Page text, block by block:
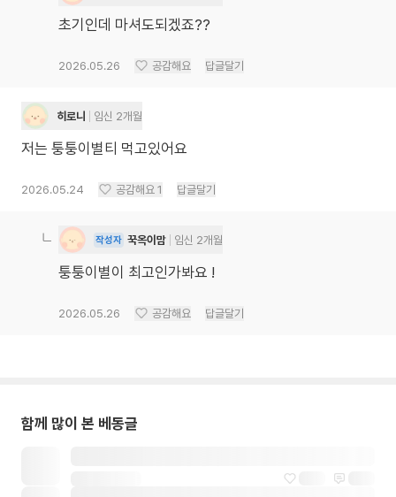
초기인데 마셔도되겠죠??
2026.05.26 공감해요 답글달기
히로니 임신 2개월
저는 퉁퉁이별티 먹고있어요
2026.05.24 공감해요 1 답글달기
작성자 꾹옥이맘 임신 2개월
퉁퉁이별이 최고인가봐요 !
2026.05.26 공감해요 답글달기
함께 많이 본 베동글